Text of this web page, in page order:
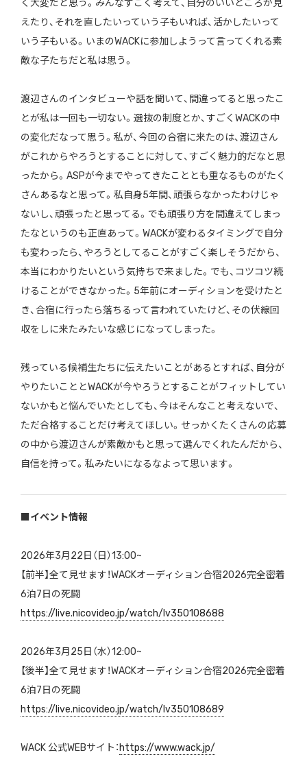
く大変だと思う。みんなすごく考えて、自分のいいところが見
えたり、それを直したいっていう子もいれば、活かしたいって
いう子もいる。いまのWACKに参加しようって言ってくれる素
敵な子たちだと私は思う。
渡辺さんのインタビューや話を聞いて、間違ってると思ったこ
とが私は一回も一切ない。選抜の制度とか、すごくWACKの中
の変化だなって思う。私が、今回の合宿に来たのは、渡辺さん
がこれからやろうとすることに対して、すごく魅力的だなと思
ったから。ASPが今までやってきたこととも重なるものがたく
さんあるなと思って。私自身5年間、頑張らなかったわけじゃ
ないし、頑張ったと思ってる。でも頑張り方を間違えてしまっ
たなというのも正直あって。WACKが変わるタイミングで自分
も変わったら、やろうとしてることがすごく楽しそうだから、
本当にわかりたいという気持ちで来ました。でも、コツコツ続
けることができなかった。5年前にオーディションを受けたと
き、合宿に行ったら落ちるって言われていたけど、その伏線回
収をしに来たみたいな感じになってしまった。
残っている候補生たちに伝えたいことがあるとすれば、自分が
やりたいこととWACKが今やろうとすることがフィットしてい
ないかもと悩んでいたとしても、今はそんなこと考えないで、
ただ合格することだけ考えてほしい。せっかくたくさんの応募
の中から渡辺さんが素敵かもと思って選んでくれたんだから、
自信を持って。私みたいになるなよって思います。
■イベント情報
2026年3月22日（日）13:00~
【前半】全て見せます！WACKオーディション合宿2026完全密着
6泊7日の死闘
https://live.nicovideo.jp/watch/lv350108688
2026年3月25日（水）12:00~
【後半】全て見せます！WACKオーディション合宿2026完全密着
6泊7日の死闘
https://live.nicovideo.jp/watch/lv350108689
WACK 公式WEBサイト： https://www.wack.jp/